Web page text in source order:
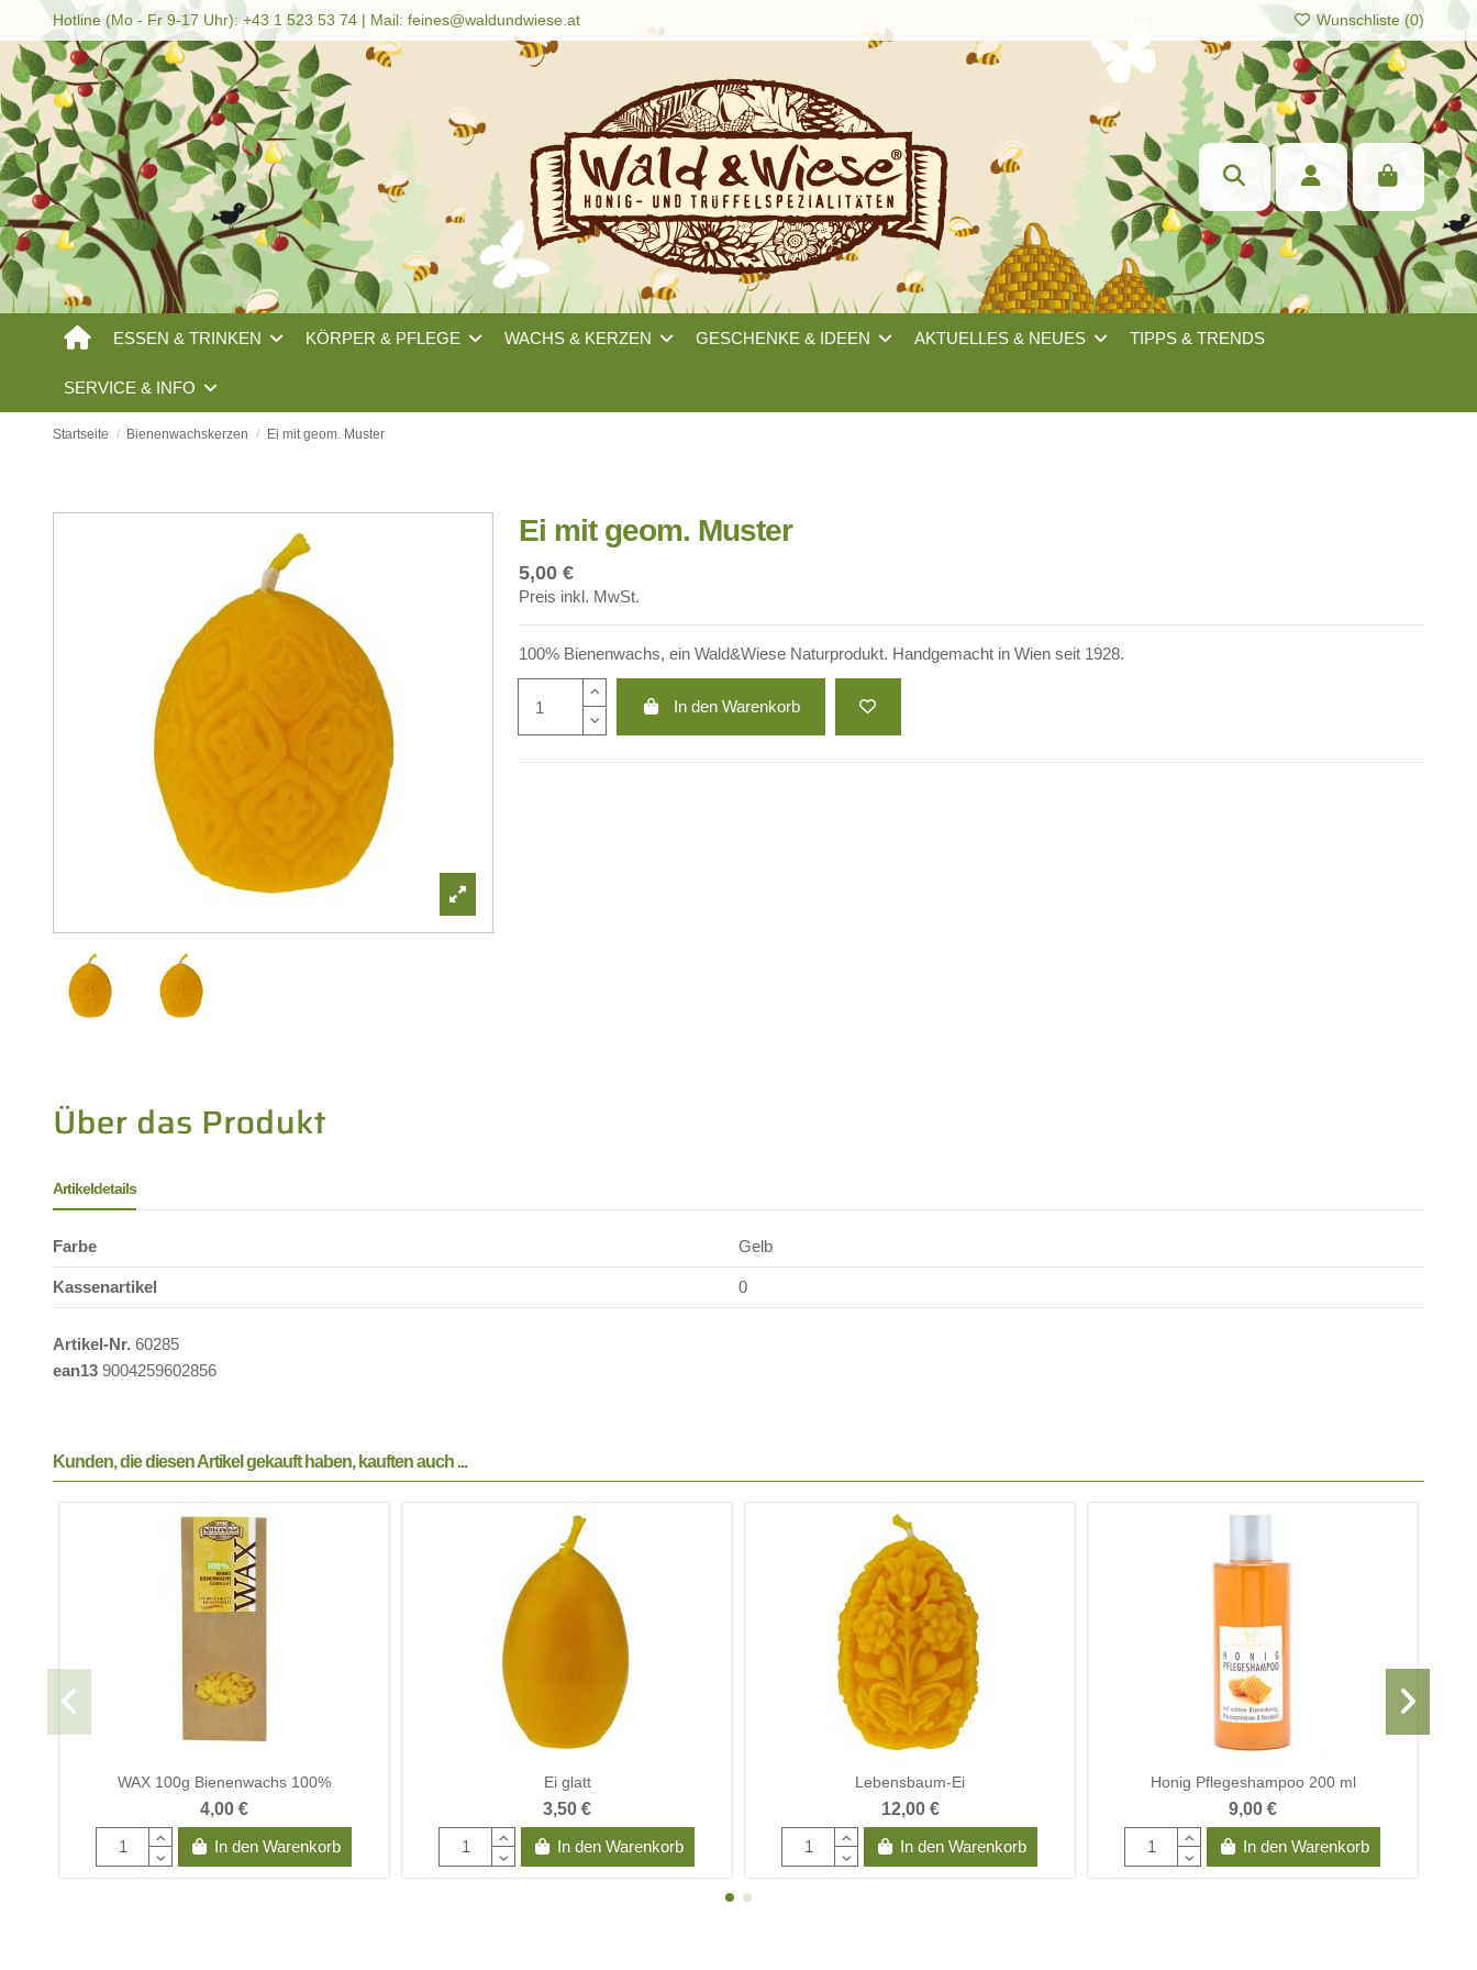
Hotline (Mo - Fr 9-17 Uhr): +43 1 523 53 74 | Mail:feines@waldundwiese.at Wunschliste (0)
ESSEN & TRINKEN KÖRPER & PFLEGE WACHS & KERZEN GESCHENKE & IDEEN AKTUELLES & NEUES TIPPS & TRENDS
SERVICE & INFO
Startseite Bienenwachskerzen Ei mit geom. Muster
Ei mit geom. Muster
5,00 €
Preis inkl. MwSt.
100% Bienenwachs, ein Wald&Wiese Naturprodukt. Handgemacht in Wien seit 1928.
In den Warenkorb
Artikeldetails
Farbe Gelb
Kassenartikel 0
Artikel-Nr. 60285
ean13 9004259602856
Kunden, die diesen Artikel gekauft haben, kauften auch ...
WAX 100g Bienenwachs 100%
4,00 €
In den Warenkorb
Ei glatt
3,50 €
In den Warenkorb
Lebensbaum-Ei
12,00 €
In den Warenkorb
Honig Pflegeshampoo 200 ml
9,00 €
In den Warenkorb